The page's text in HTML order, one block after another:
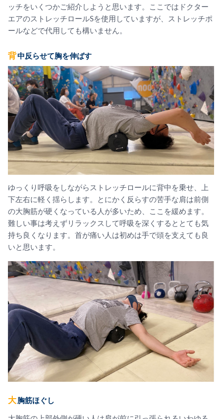
ッチをいくつかご紹介しようと思います。ここではドクター
エアのストレッチロールSを使用していますが、ストレッチポ
ールなどで代用しても構いません。
背中反らせて胸を伸ばす
ゆっくり呼吸をしながらストレッチロールに背中を乗せ、上
下左右に軽く揺らします。とにかく反らすの苦手な肩は前側
の大胸筋が硬くなっている人が多いため、ここを緩めます。
難しい事は考えずリラックスして呼吸を深くするととても気
持ち良くなります。首が痛い人は初めは手で頭を支えても良
いと思います。
大胸筋ほぐし